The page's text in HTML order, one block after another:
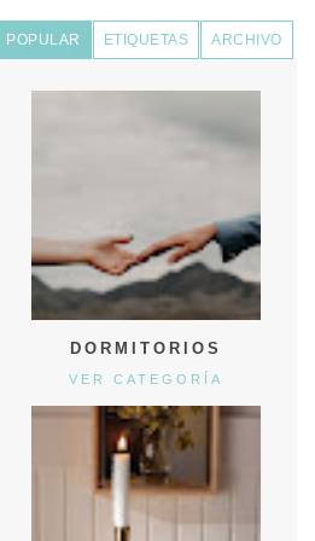
POPULAR ETIQUETAS ARCHIVO
DORMITORIOS
VER CATEGORÍA